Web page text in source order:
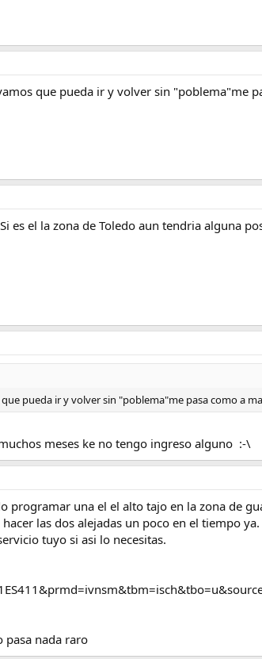
que pueda ir y volver sin "poblema"me
es el la zona de Toledo aun tendria alguna
pueda ir y volver sin "poblema"me pasa como a
meses ke no tengo ingreso alguno :-\
programar una el el alto tajo en la zona de
las dos alejadas un poco en el tiempo
tuyo si asi lo necesitas.
pasa nada raro